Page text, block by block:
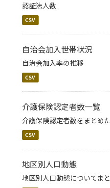
認証法人数
CSV
自治会加入世帯状況
自治会加入率の推移
CSV
介護保険認定者数一覧
介護保険認定者数をまとめ
CSV
地区別人口動態
地区別人口動態についてま